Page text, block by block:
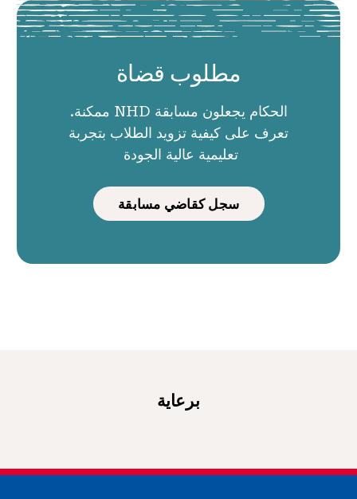
مطلوب قضاة
الحكام يجعلون مسابقة NHD ممكنة.
تعرف على كيفية تزويد الطلاب بتجربة
تعليمية عالية الجودة
سجل كقاضي مسابقة
برعاية